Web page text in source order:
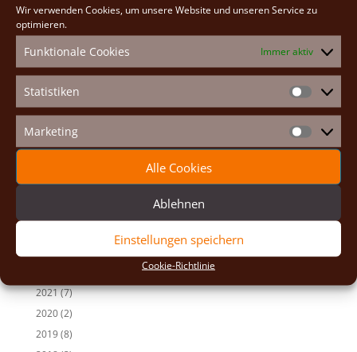
Wir verwenden Cookies, um unsere Website und unseren Service zu
optimieren.
Funktionale Cookies Immer aktiv
Statistiken
Marketing Marketing
Alle Cookies
Ablehnen
Einstellungen speichern
Cookie-Richtlinie
e
r
a
t
i
v
:
Neueste Beiträge
Osterexerzitien 2026
Fastenexerzitien 2026
Weihnachten 2025
Auf den Spuren der Heiligen
Adventexerzitien 2025
2026(2)
2021(7)
2020(2)
2019(8)